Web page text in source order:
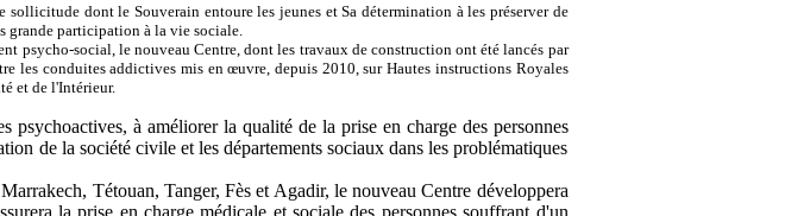
dont le Souverain entoure les jeunes et Sa détermination à les préserver de
grande participation à la vie sociale.
psycho-social, le nouveau Centre, dont les travaux de construction ont été lancés par
les conduites addictives mis en œuvre, depuis 2010, sur Hautes instructions Royales
et de l'Intérieur.
psychoactives, à améliorer la qualité de la prise en charge des personnes
de la société civile et les départements sociaux dans les problématiques
Tétouan, Tanger, Fès et Agadir, le nouveau Centre développera
la prise en charge médicale et sociale des personnes souffrant d'un